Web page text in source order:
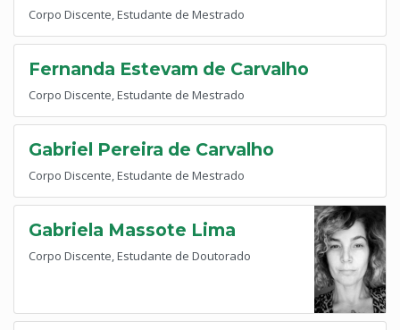
Corpo Discente, Estudante de Mestrado
Fernanda Estevam de Carvalho
Corpo Discente, Estudante de Mestrado
Gabriel Pereira de Carvalho
Corpo Discente, Estudante de Mestrado
Gabriela Massote Lima
Corpo Discente, Estudante de Doutorado